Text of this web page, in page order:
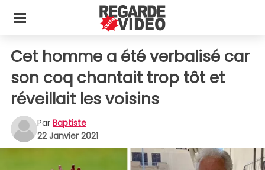
Cet homme a été verbalisé car
son coq chantait trop tôt et
réveillait les voisins
Par Baptiste
22 Janvier 2021